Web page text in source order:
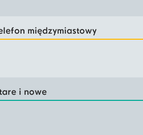
międzymiastowy
i nowe